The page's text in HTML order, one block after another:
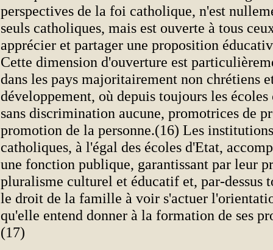
perspectives de la foi catholique, n'est
seuls catholiques, mais est ouverte à tous
apprécier et partager une proposition
Cette dimension d'ouverture est
dans les pays majoritairement non chrétiens
développement, où depuis toujours les
sans discrimination aucune, promotrices de
promotion de la personne.(16) Les
catholiques, à l'égal des écoles d'Etat,
une fonction publique, garantissant par leur
pluralisme culturel et éducatif et, par-dessus
le droit de la famille à voir s'actuer
qu'elle entend donner à la formation de ses
(17)